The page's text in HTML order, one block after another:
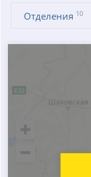
Отделения 10